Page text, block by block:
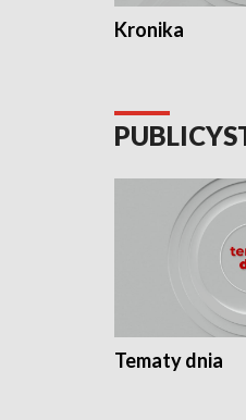
Kronika
Tematy dnia